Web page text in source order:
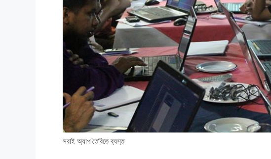
সবাই অ্যাপ তৈরিতে ব্যস্ত